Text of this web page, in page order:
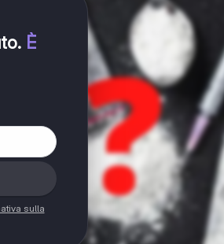
. È
sulla